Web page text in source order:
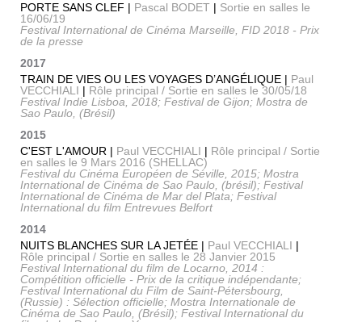
PORTE SANS CLEF | Pascal BODET | Sortie en salles le
16/06/19
Festival International de Cinéma Marseille, FID 2018 - Prix
de la presse
2017
TRAIN DE VIES OU LES VOYAGES D’ANGÉLIQUE | Paul
VECCHIALI | Rôle principal / Sortie en salles le 30/05/18
Festival Indie Lisboa, 2018; Festival de Gijon; Mostra de
Sao Paulo, (Brésil)
2015
C'EST L'AMOUR | Paul VECCHIALI | Rôle principal / Sortie
en salles le 9 Mars 2016 (SHELLAC)
Festival du Cinéma Européen de Séville, 2015; Mostra
International de Cinéma de Sao Paulo, (brésil); Festival
International de Cinéma de Mar del Plata; Festival
International du film Entrevues Belfort
2014
NUITS BLANCHES SUR LA JETÉE | Paul VECCHIALI |
Rôle principal / Sortie en salles le 28 Janvier 2015
Festival International du film de Locarno, 2014 :
Compétition officielle - Prix de la critique indépendante;
Festival International du Film de Saint-Pétersbourg,
(Russie) : Sélection officielle; Mostra Internationale de
Cinéma de Sao Paulo, (Brésil); Festival International du